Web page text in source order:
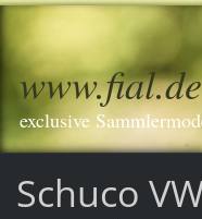
www.fial.de
exclusive
Schuco